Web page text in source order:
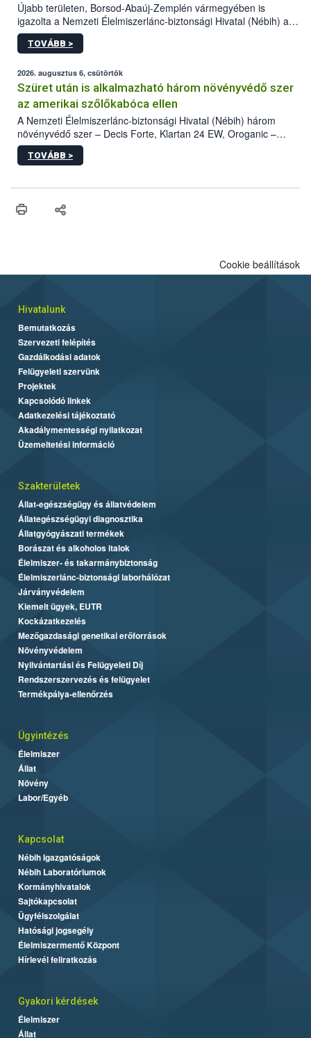
Újabb területen, Borsod-Abaúj-Zemplén vármegyében is
igazolta a Nemzeti Élelmiszerlánc-biztonsági Hivatal (Nébih) a
kőrisrontó karcsúdíszbogár (Agrilus planipennis) jelenlétét. A
kártevőt nem csak színcsapdában találták meg, de már fertőzött
az intenzív felderítést, emellett az intézkedéseket a szlovák
hatósággal is összehangolják a terjedés megállítása érdekében.
TOVÁBB >
2026. augusztus 6, csütörtök
Szüret után is alkalmazható három növényvédő szer
az amerikai szőlőkabóca ellen
A Nemzeti Élelmiszerlánc-biztonsági Hivatal (Nébih) három
növényvédő szer – Decis Forte, Klartan 24 EW, Oroganic –
engedélyokiratát módosította, így azok a szüretet követően,
egészen a vesszőérettség (BBCH 91) stádiumáig
érésű szőlőkben is legyen lehetőség a károsító elleni további
felhasználók számára is elérhető és ökológiai termesztésben is
TOVÁBB >
Cookie beállítások
Hivatalunk
Bemutatkozás
Szervezeti felépítés
Gazdálkodási adatok
Felügyeleti szervünk
Projektek
Kapcsolódó linkek
Adatkezelési tájékoztató
Akadálymentességi nyilatkozat
Üzemeltetési információ
Szakterületek
Állat-egészségügy és állatvédelem
Állategészségügyi diagnosztika
Állatgyógyászati termékek
Borászat és alkoholos italok
Élelmiszer- és takarmánybiztonság
Élelmiszerlánc-biztonsági laborhálózat
Járványvédelem
Kiemelt ügyek, EUTR
Kockázatkezelés
Mezőgazdasági genetikai erőforrások
Növényvédelem
Nyilvántartási és Felügyeleti Díj
Rendszerszervezés és felügyelet
Termékpálya-ellenőrzés
Ügyintézés
Élelmiszer
Állat
Növény
Labor/Egyéb
Kapcsolat
Nébih Igazgatóságok
Nébih Laboratóriumok
Kormányhivatalok
Sajtókapcsolat
Ügyfélszolgálat
Hatósági jogsegély
Élelmiszermentő Központ
Hírlevél feliratkozás
Gyakori kérdések
Élelmiszer
Állat